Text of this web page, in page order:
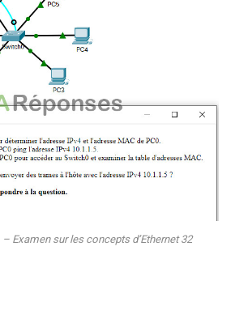
Examen sur les concepts d’Ethernet 32